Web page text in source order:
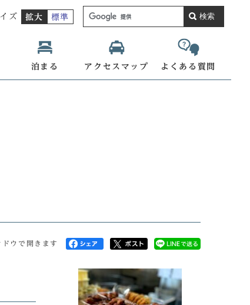
ズ 拡大 標準 検索
泊まる アクセスマップ よくある質問
ウで開きます